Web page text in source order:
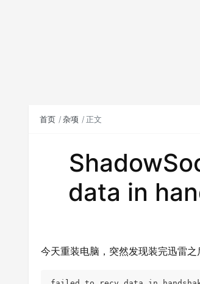
首页 杂项 正文
data in
今天重装电脑，突然发现装完迅雷